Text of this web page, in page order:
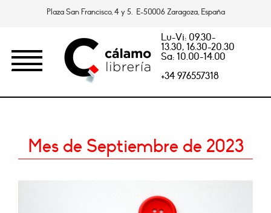
Plaza San Francisco, 4 y 5. E-50006 Zaragoza, España
Lu-Vi: 09.30-
13.30, 16.30-20.30
Sa: 10.00-14.00
+34 976557318
Mes de Septiembre de 2023